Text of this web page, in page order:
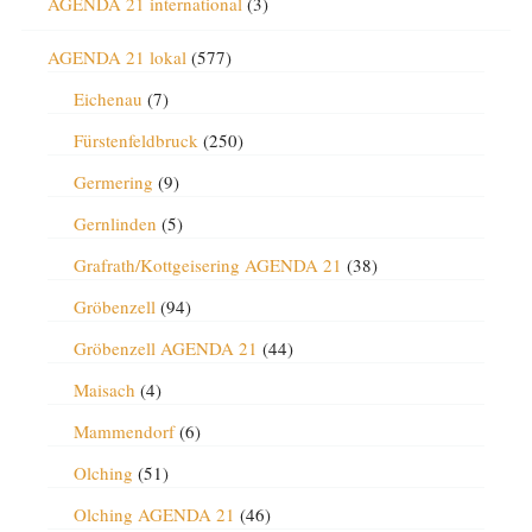
AGENDA 21 lokal(577)
Eichenau (7)
Fürstenfeldbruck(250)
Germering (9)
Gernlinden (5)
Grafrath/Kottgeisering AGENDA 21 (38)
Gröbenzell(94)
Gröbenzell AGENDA 21 (44)
Maisach (4)
Mammendorf(6)
Olching (51)
Olching AGENDA 21 (46)